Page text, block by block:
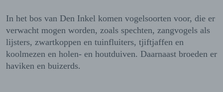
In het bos van Den Inkel komen vogelsoorten voor, die er
verwacht mogen worden, zoals spechten, zangvogels als
lijsters, zwartkoppen en tuinfluiters, tjiftjaffen en
koolmezen en holen- en houtduiven. Daarnaast broeden er
haviken en buizerds.